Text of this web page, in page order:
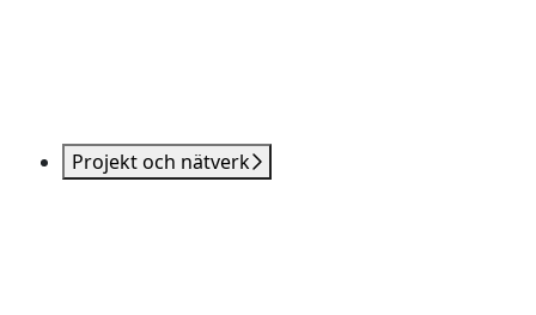
Projekt och nätverk